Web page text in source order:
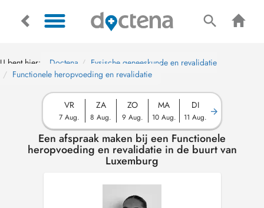
U bent hier: Doctena
Fysische geneeskunde en revalidatie
Functionele heropvoeding en revalidatie
VR
7 Aug.
ZA
8 Aug.
ZO
9 Aug.
MA
10 Aug.
DI
11 Aug.
Een afspraak maken bij een Functionele
heropvoeding en revalidatie in de buurt van
Luxemburg